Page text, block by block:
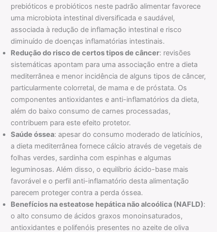
prebióticos e probióticos neste padrão alimentar favorece
uma microbiota intestinal diversificada e saudável,
associada à redução de inflamação intestinal e risco
diminuído de doenças inflamatórias intestinais.
Redução do risco de certos tipos de câncer: revisões
sistemáticas apontam para uma associação entre a dieta
mediterrânea e menor incidência de alguns tipos de câncer,
particularmente colorretal, de mama e de próstata. Os
componentes antioxidantes e anti-inflamatórios da dieta,
além do baixo consumo de carnes processadas,
contribuem para este efeito protetor.
Saúde óssea: apesar do consumo moderado de laticínios,
a dieta mediterrânea fornece cálcio através de vegetais de
folhas verdes, sardinha com espinhas e algumas
leguminosas. Além disso, o equilíbrio ácido-base mais
favorável e o perfil anti-inflamatório desta alimentação
parecem proteger contra a perda óssea.
Benefícios na esteatose hepática não alcoólica (NAFLD):
o alto consumo de ácidos graxos monoinsaturados,
antioxidantes e polifenóis presentes no azeite de oliva